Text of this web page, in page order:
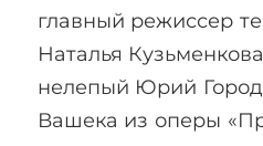
главный режиссер
Наталья
нелепый Юрий
Вашека из оперы